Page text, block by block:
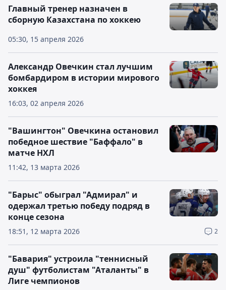
05:30, 15 апреля 2026
Главный тренер назначен в
сборную Казахстана по хоккею
16:03, 02 апреля 2026
Александр Овечкин стал лучшим
бомбардиром в истории мирового
хоккея
11:42, 13 марта 2026
"Вашингтон" Овечкина остановил
победное шествие "Баффало" в
матче НХЛ
18:51, 12 марта 2026 2
"Барыс" обыграл "Адмирал" и
одержал третью победу подряд в
конце сезона
"Бавария" устроила "теннисный
душ" футболистам "Аталанты" в
Лиге чемпионов